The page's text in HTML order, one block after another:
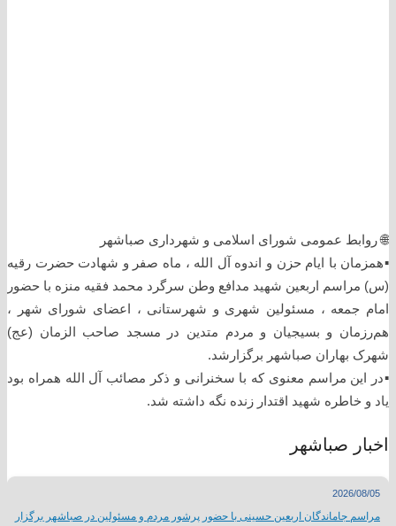
🌐 روابط عمومی شورای اسلامی و شهرداری صباشهر
▪️همزمان با ایام حزن و اندوه آل الله ، ماه صفر و شهادت حضرت رقیه
(س) مراسم اربعین شهید مدافع وطن سرگرد محمد فقیه منزه با حضور
امام جمعه ، مسئولین شهری و شهرستانی ، اعضای شورای شهر ،
هم‌رزمان و بسیجیان و مردم متدین در مسجد صاحب الزمان (عج)
شهرک بهاران صباشهر برگزارشد.
▪️در این مراسم معنوی که با سخنرانی و ذکر مصائب آل الله همراه بود
یاد و خاطره شهید اقتدار زنده نگه داشته شد.
اخبار صباشهر
2026/08/05
مراسم جاماندگان اربعین حسینی با حضور پرشور مردم و مسئولین در صباشهر برگزار